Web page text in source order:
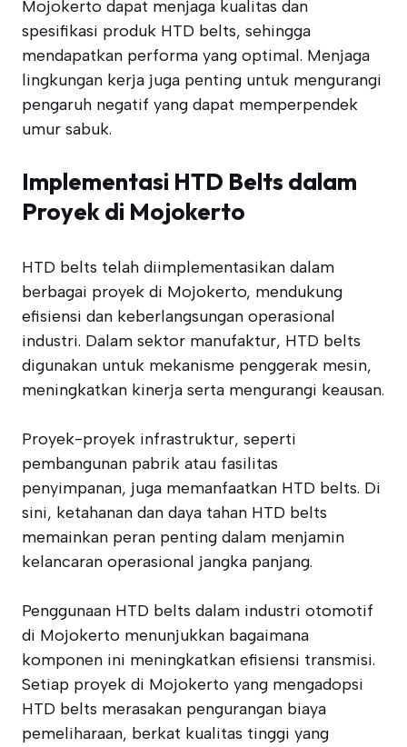
Mojokerto dapat menjaga kualitas dan
spesifikasi produk HTD belts, sehingga
mendapatkan performa yang optimal. Menjaga
lingkungan kerja juga penting untuk mengurangi
pengaruh negatif yang dapat memperpendek
umur sabuk.
Implementasi HTD Belts dalam
Proyek di Mojokerto
HTD belts telah diimplementasikan dalam
berbagai proyek di Mojokerto, mendukung
efisiensi dan keberlangsungan operasional
industri. Dalam sektor manufaktur, HTD belts
digunakan untuk mekanisme penggerak mesin,
meningkatkan kinerja serta mengurangi keausan.
Proyek-proyek infrastruktur, seperti
pembangunan pabrik atau fasilitas
penyimpanan, juga memanfaatkan HTD belts. Di
sini, ketahanan dan daya tahan HTD belts
memainkan peran penting dalam menjamin
kelancaran operasional jangka panjang.
Penggunaan HTD belts dalam industri otomotif
di Mojokerto menunjukkan bagaimana
komponen ini meningkatkan efisiensi transmisi.
Setiap proyek di Mojokerto yang mengadopsi
HTD belts merasakan pengurangan biaya
pemeliharaan, berkat kualitas tinggi yang